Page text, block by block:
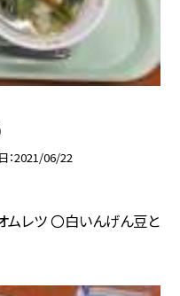
2021/06/22
ムレツ 〇白いんげん豆と